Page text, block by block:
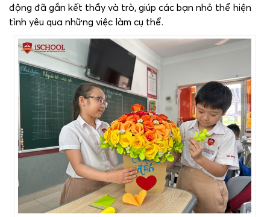
động đã gắn kết thầy và trò, giúp các bạn nhỏ thể hiện
tình yêu qua những việc làm cụ thể.